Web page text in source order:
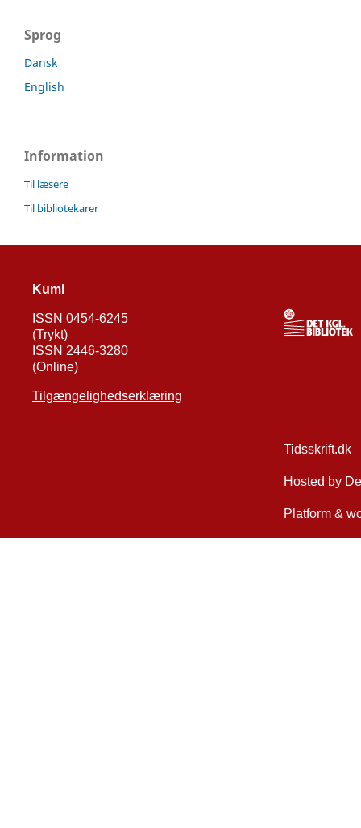
Sprog
Dansk
English
Information
Til læsere
Til bibliotekarer
Kuml
ISSN 0454-6245
(Trykt)
ISSN 2446-3280
(Online)
Tilgængelighedserklæring